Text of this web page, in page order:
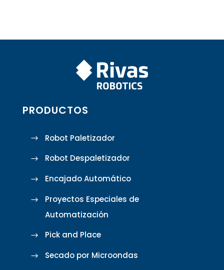
PRODUCTOS
Robot Paletizador
Robot Despaletizador
Encajado Automático
Proyectos Especiales de
Automatización
Pick and Place
Secado por Microondas